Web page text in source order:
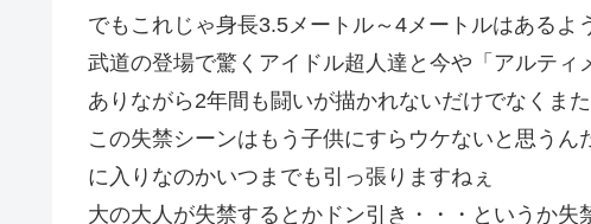
でもこれじゃ身長3.5メートル～4メートルはあるよ
武道の登場で驚くアイドル超人達と今や「アルテ
ありながら2年間も闘いが描かれないだけでなくま
この失禁シーンはもう子供にすらウケないと思う
に入りなのかいつまでも引っ張りますねぇ
大の大人が失禁するとかドン引き・・・というか失